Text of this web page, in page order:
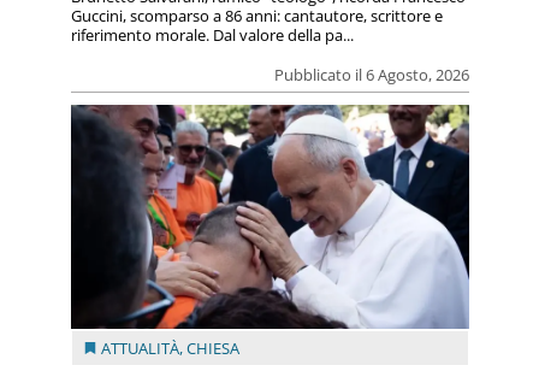
Pubblicato il 6 Agosto, 2026
Guccini, scomparso a 86 anni: cantautore, scrittore e
riferimento morale. Dal valore della pa...
ATTUALITÀ,CHIESA